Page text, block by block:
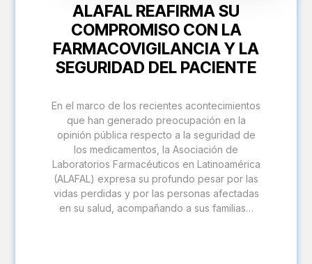
ALAFAL REAFIRMA SU
COMPROMISO CON LA
FARMACOVIGILANCIA Y LA
SEGURIDAD DEL PACIENTE
En el marco de los recientes acontecimientos
que han generado preocupación en la
opinión pública respecto a la seguridad de
los medicamentos, la Asociación de
Laboratorios Farmacéuticos en Latinoamérica
(ALAFAL) expresa su profundo pesar por las
vidas perdidas y por las personas afectadas
en su salud, acompañando a sus familias…